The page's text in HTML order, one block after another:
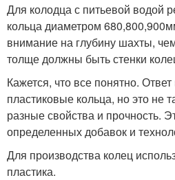
Для колодца с питьевой водой
кольца диаметром
внимание на глубину шахты,
толще должны быть стенки
Кажется, что все понятно.
пластиковые кольца, но это не
разные свойства и прочность.
определенных добавок и
Для производства колец
пластика.